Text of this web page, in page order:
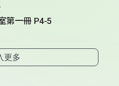
第一冊 P4-5
更多